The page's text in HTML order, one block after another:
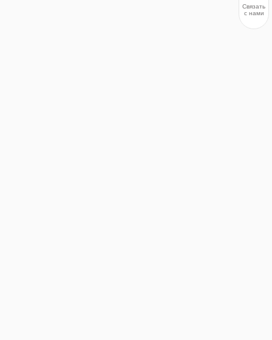
Связаться
с нами